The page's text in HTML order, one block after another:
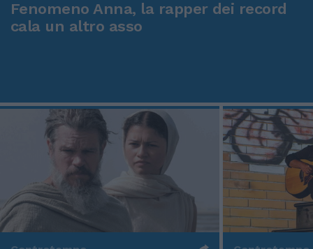
Fenomeno Anna, la rapper dei record
cala un altro asso